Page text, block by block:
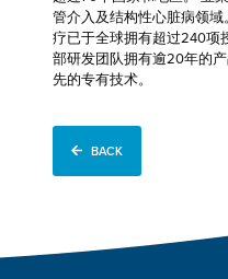
管介入及结构性心脏病领
疗已于全球拥有超过240项
部研发团队拥有逾20年的
先的专有技术。
BACK